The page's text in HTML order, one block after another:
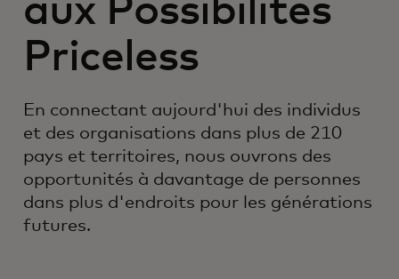
aux Possibilités
Priceless
En connectant aujourd'hui des individus
et des organisations dans plus de 210
pays et territoires, nous ouvrons des
opportunités à davantage de personnes
dans plus d'endroits pour les générations
futures.